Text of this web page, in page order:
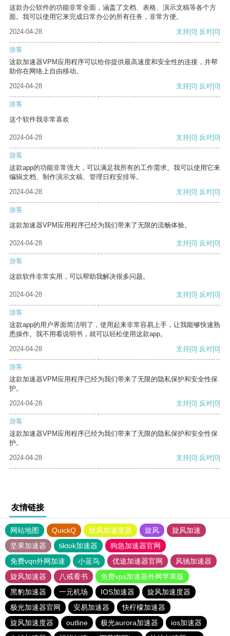
这款办公软件的功能非常全面，涵盖了文档、表格、演示文稿等各个方
面。我可以使用它来完成日常办公的所有任务，非常方便。
2024-04-28
支持[0] 反对[0]
游客
这款加速器VPM应用程序可以给你提供最高速度和安全性的连接，并帮
助你在网络上自由移动。
2024-04-28
支持[0] 反对[0]
游客
这个软件我非常喜欢
2024-04-28 支持[0] 反对[0]
游客
这款app的功能非常强大，可以满足我所有的工作需求。我可以使用它来
编辑文档、制作演示文稿、管理日程安排等。
2024-04-28
支持[0] 反对[0]
游客
这款加速器VPM应用程序已经为我们带来了无限的流畅体验。
2024-04-28 支持[0] 反对[0]
游客
这款软件非常实用，可以帮助我解决很多问题。
2024-04-28 支持[0] 反对[0]
游客
这款app的用户界面简洁明了，使用起来非常容易上手，让我能够快速熟
悉操作。我不用看说明书，就可以轻松使用这款app。
2024-04-28
支持[0] 反对[0]
游客
这款加速器VPM应用程序已经为我们带来了无限的隐私保护和安全性保
护。
2024-04-28
支持[0] 反对[0]
游客
这款加速器VPM应用程序已经为我们带来了无限的隐私保护和安全性保
护。
2024-04-28
支持[0] 反对[0]
友情链接
网站地图 QuickQ 旋风加速度器 旋风
旋风加速
坚果加速器
tiktok加速器
狗急加速器官网
免费vqn外网加速
小蓝鸟 优途加速器官网
风驰加速器
旋风加速器
八戒看书
免费vps加速器外网苹果版
黑豹加速器
一元机场 IOS加速器
旋风加速度器
极光加速器官网
安易加速器
快柠檬加速器
旋风加速度器
outline 极光aurora加速器
ios加速器